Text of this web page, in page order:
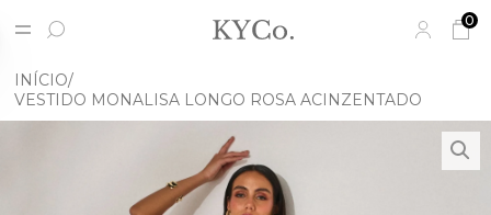
0
INÍCIO
VESTIDO MONALISA LONGO ROSA ACINZENTADO